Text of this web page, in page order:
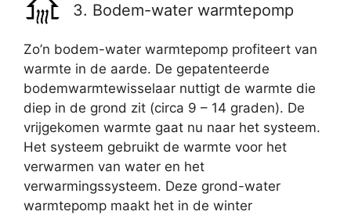
3. Bodem-water warmtepomp
Zo’n bodem-water warmtepomp profiteert van
warmte in de aarde. De gepatenteerde
bodemwarmtewisselaar nuttigt de warmte die
diep in de grond zit (circa 9 – 14 graden). De
vrijgekomen warmte gaat nu naar het systeem.
Het systeem gebruikt de warmte voor het
verwarmen van water en het
verwarmingssysteem. Deze grond-water
warmtepomp maakt het in de winter